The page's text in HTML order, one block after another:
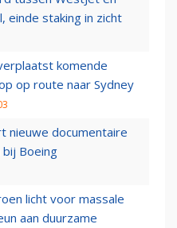
einde staking in zicht
komende
op route naar Sydney
nieuwe documentaire
Boeing
licht voor massale
aan duurzame